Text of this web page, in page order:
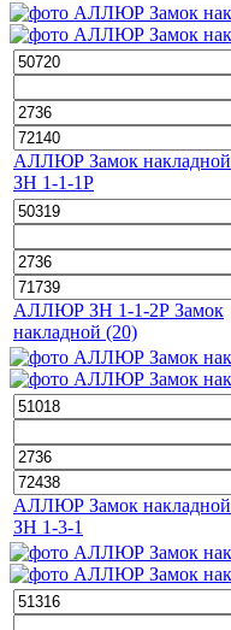
АЛЛЮР Замок накладной
ЗН 1-1-1Р
АЛЛЮР ЗН 1-1-2Р Замок
накладной (20)
АЛЛЮР Замок накладной
ЗН 1-3-1